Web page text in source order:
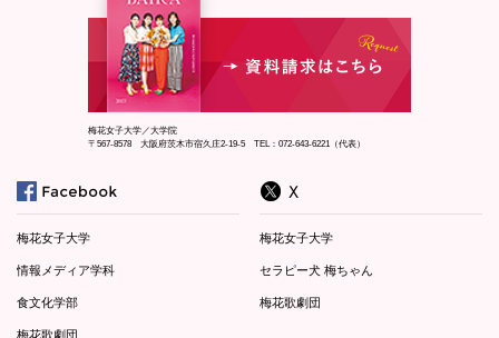
梅花女子大学／大学院
〒567-8578 大阪府茨木市宿久庄2-19-5 TEL：072-643-6221（代表）
梅花女子大学
情報メディア学科
食文化学部
梅花歌劇団
梅花女子大学
セラピー犬 梅ちゃん
梅花歌劇団